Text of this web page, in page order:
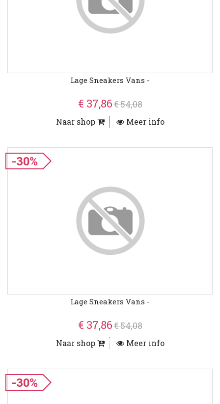
Lage Sneakers Vans -
€ 37,86€ 54,08
Naar shop Meer info
-30%
Lage Sneakers Vans -
€ 37,86€ 54,08
Naar shop Meer info
-30%